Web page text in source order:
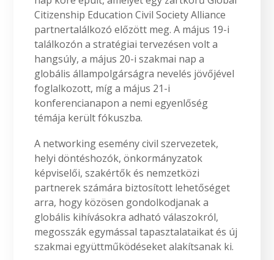
Citizenship Education Civil Society Alliance
partnertalálkozó előzött meg. A május 19-i
találkozón a stratégiai tervezésen volt a
hangsúly, a május 20-i szakmai nap a
globális állampolgárságra nevelés jövőjével
foglalkozott, míg a május 21-i
konferencianapon a nemi egyenlőség
témája került fókuszba.
A networking esemény civil szervezetek,
helyi döntéshozók, önkormányzatok
képviselői, szakértők és nemzetközi
partnerek számára biztosított lehetőséget
arra, hogy közösen gondolkodjanak a
globális kihívásokra adható válaszokról,
megosszák egymással tapasztalataikat és új
szakmai együttműködéseket alakítsanak ki.